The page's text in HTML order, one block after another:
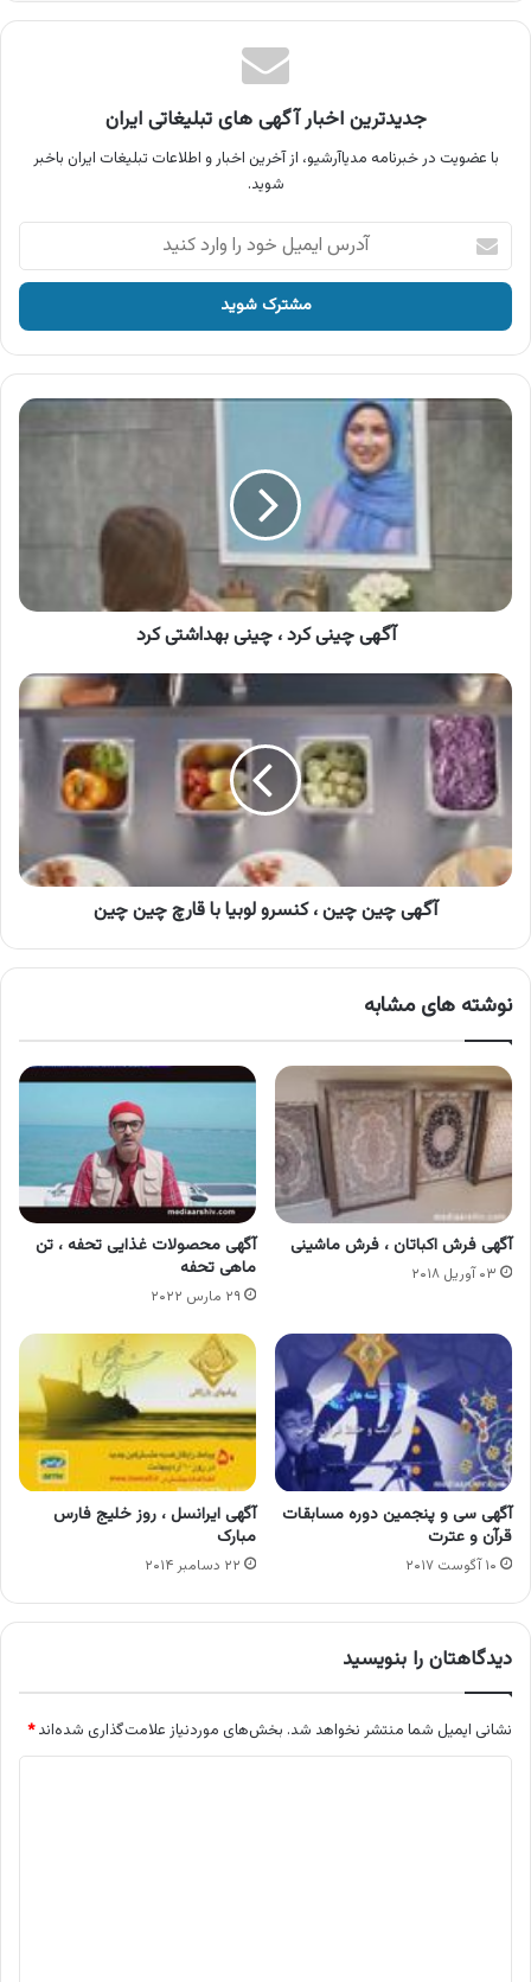
جدیدترین اخبار آگهی های تبلیغاتی ایران
با عضویت در خبرنامه مدیاآرشیو، از آخرین اخبار و اطلاعات تبلیغات ایران باخبر
شوید.
آدرس
ایمیل
خود
وارد
کنید
آگهی
کرد
آگهی چینی کرد ، چینی بهداشتی کرد
آگهی
چین
چین
کنسرو
لوبیا
قارچ
چین
آگهی چین چین ، کنسرو لوبیا با قارچ چین چین
نوشته های مشابه
آگهی فرش اکباتان ، فرش ماشینی
۰۳ آوریل ۲۰۱۸
آگهی محصولات غذایی تحفه ، تن
ماهی تحفه
۲۹ مارس ۲۰۲۲
آگهی سی و پنجمین دوره مسابقات
قرآن و عترت
۱۰ آگوست ۲۰۱۷
آگهی ایرانسل ، روز خلیج فارس
مبارک
۲۲ دسامبر ۲۰۱۴
دیدگاهتان را بنویسید
نشانی ایمیل شما منتشر نخواهد شد. بخش‌های موردنیاز علامت‌گذاری شده‌اند*